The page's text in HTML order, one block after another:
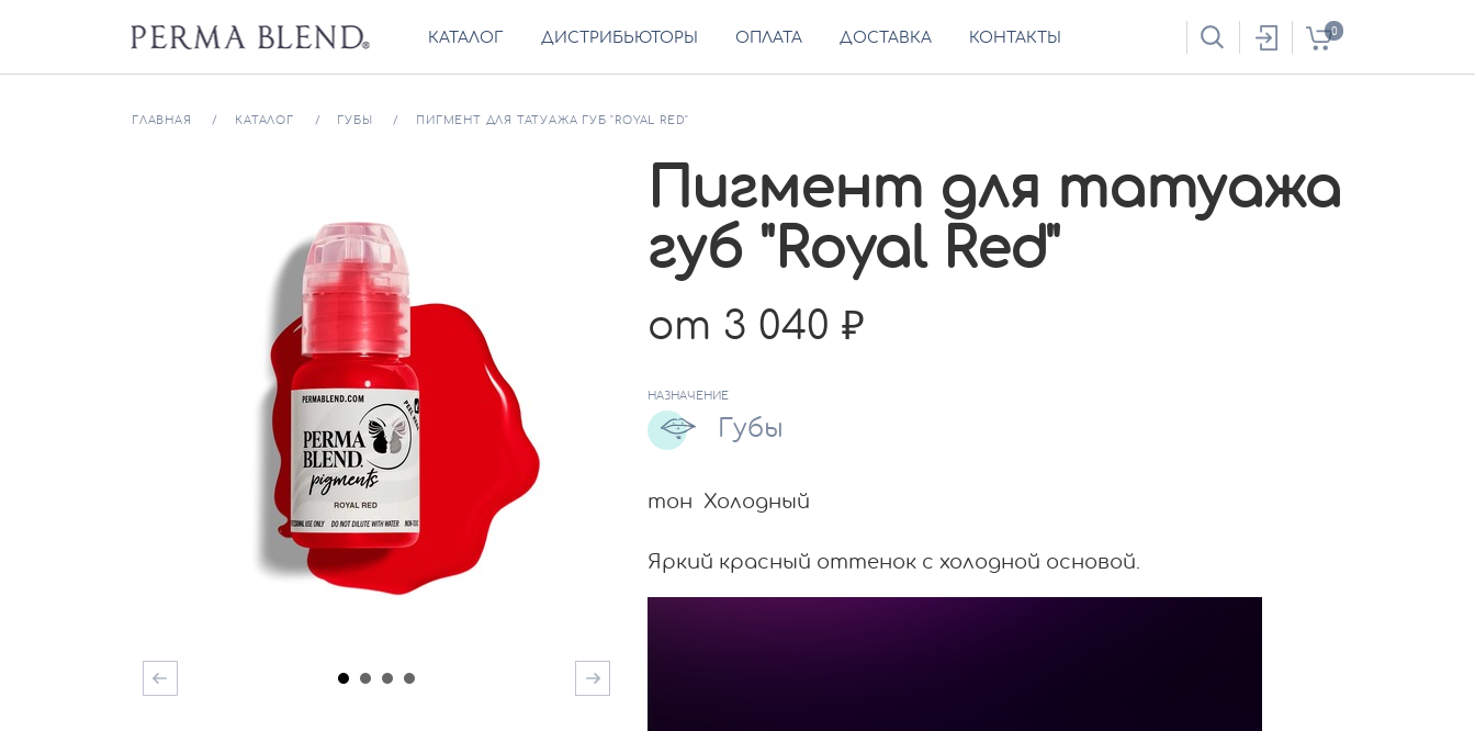
КАТАЛОГ ДИСТРИБЬЮТОРЫ ОПЛАТА ДОСТАВКА КОНТАКТЫ 0
ГЛАВНАЯ КАТАЛОГ ГУБЫ ПИГМЕНТ ДЛЯ ТАТУАЖА ГУБ "ROYAL RED"
Пигмент для татуажа
губ "Royal Red"
от 3 040
НАЗНАЧЕНИЕ
Губы
тон Холодный
Яркий красный оттенок с холодной основой.